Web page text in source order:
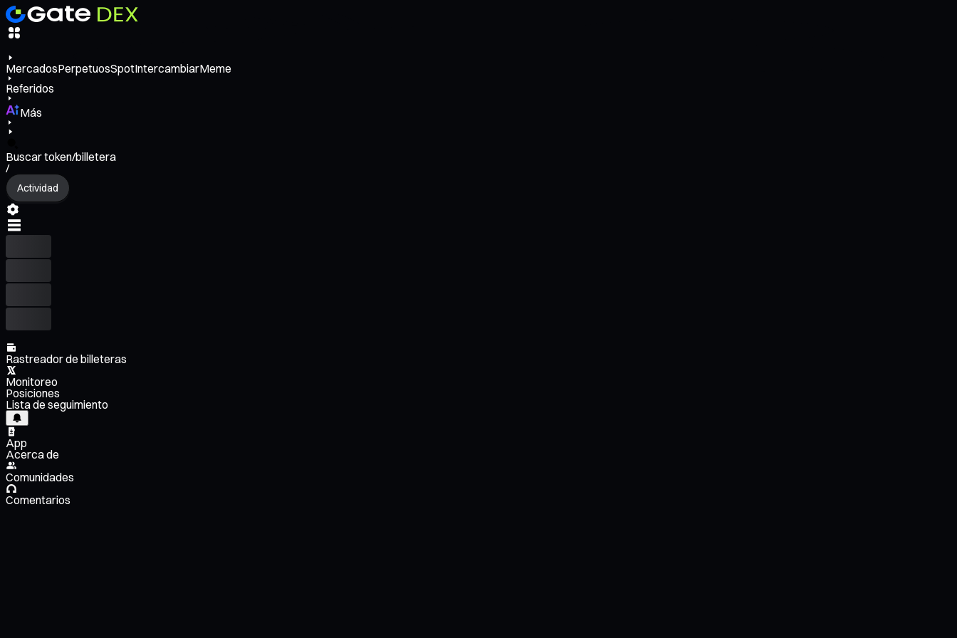
MercadosPerpetuosSpotIntercambiarMeme
Referidos
Más
Buscar token/billetera
/
Actividad
Rastreador de billeteras
Monitoreo
Posiciones
Lista de seguimiento
App
Acerca de
Comunidades
Comentarios